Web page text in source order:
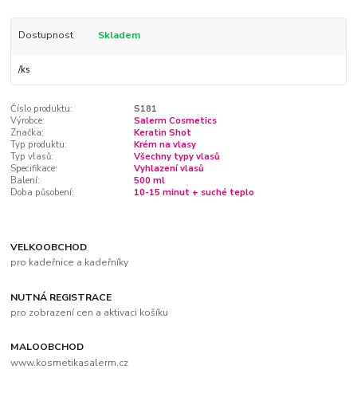
Dostupnost Skladem
/ks
Číslo produktu:
S181
Výrobce:
Salerm Cosmetics
Značka:
Keratin Shot
Typ produktu:
Krém na vlasy
Typ vlasů:
Všechny typy vlasů
Specifikace:
Vyhlazení vlasů
Balení:
500 ml
Doba působení:
10-15 minut + suché teplo
VELKOOBCHOD
pro kadeřnice a kadeřníky
NUTNÁ REGISTRACE
pro zobrazení cen a aktivaci košíku
MALOOBCHOD
www.kosmetikasalerm.cz